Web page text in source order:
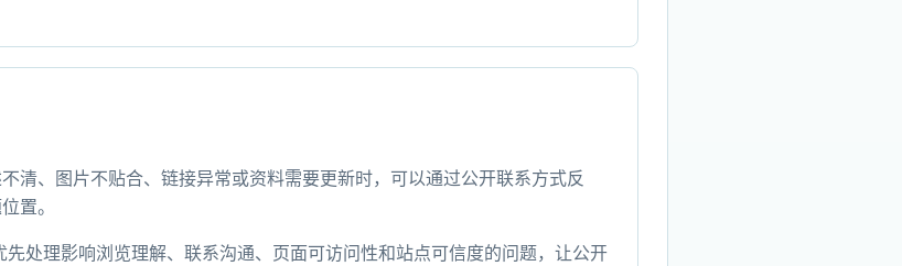
清、图片不贴合、链接异常或资料需要更新时，可以通过公开联系方式反
置。
处理影响浏览理解、联系沟通、页面可访问性和站点可信度的问题，让公开